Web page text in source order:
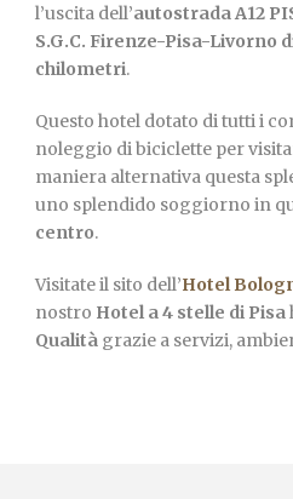
l’uscita dell’autostrada A12
S.G.C. Firenze-Pisa-Livorno
chilometri.
Questo hotel dotato di tutti i
noleggio di biciclette per
maniera alternativa questa
uno splendido soggiorno in
centro.
Visitate il sito dell’Hotel
nostro Hotel a 4 stelle di Pisa
Qualità grazie a servizi,